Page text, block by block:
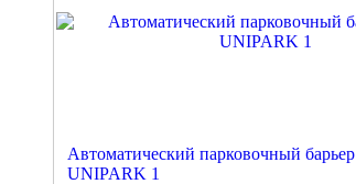
Автоматический парковочный
UNIPARK 1